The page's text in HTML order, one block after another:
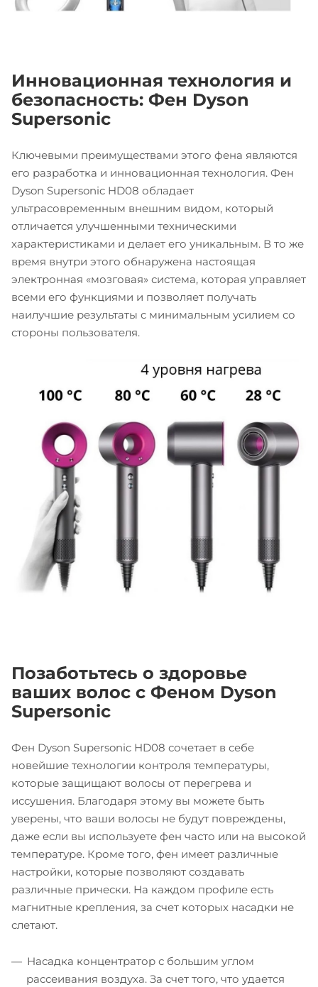
Инновационная технология и
безопасность: Фен Dyson
Supersonic
Ключевыми преимуществами этого фена являются
его разработка и инновационная технология. Фен
Dyson Supersonic HD08 обладает
ультрасовременным внешним видом, который
отличается улучшенными техническими
характеристиками и делает его уникальным. В то же
время внутри этого обнаружена настоящая
электронная «мозговая» система, которая управляет
всеми его функциями и позволяет получать
наилучшие результаты с минимальным усилием со
стороны пользователя.
Позаботьтесь о здоровье
ваших волос с Феном Dyson
Supersonic
Фен Dyson Supersonic HD08 сочетает в себе
новейшие технологии контроля температуры,
которые защищают волосы от перегрева и
иссушения. Благодаря этому вы можете быть
уверены, что ваши волосы не будут повреждены,
даже если вы используете фен часто или на высокой
температуре. Кроме того, фен имеет различные
настройки, которые позволяют создавать
различные прически. На каждом профиле есть
магнитные крепления, за счет которых насадки не
слетают.
Насадка концентратор с большим углом
рассеивания воздуха. За счет того, что удается